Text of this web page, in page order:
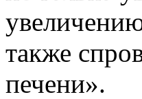
также
печени».